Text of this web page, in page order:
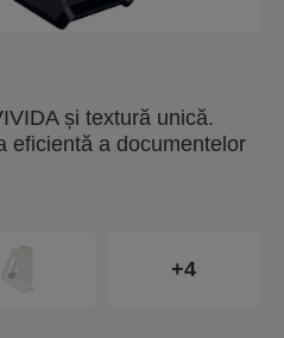
și textură unică.
eficientă a documentelor
+4